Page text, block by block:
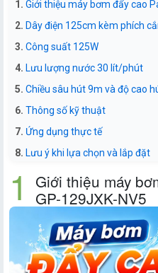
Giới thiệu máy bơm đẩy cao
Dây điện 125cm kèm phích
Công suất 125W
Lưu lượng nước 30 lít/phút
Chiều sâu hút 9m và độ cao
Thông số kỹ thuật
Ứng dụng thực tế
Lưu ý khi lựa chọn và lắp đặt
Giới thiệu máy
GP-129JXK-NV5